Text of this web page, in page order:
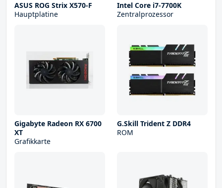
ASUS ROG Strix X570-F
Hauptplatine
Intel Core i7-7700K
Zentralprozessor
Gigabyte Radeon RX 6700
XT
Grafikkarte
G.Skill Trident Z DDR4
ROM